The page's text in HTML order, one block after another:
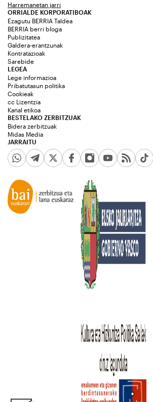
Harremanetan jarri
ORRIALDE KORPORATIBOAK
Ezagutu BERRIA Taldea
BERRIA berri bloga
Publizitatea
Galdera-erantzunak
Kontratazioak
Sarebide
JARRAITU
LEGEA
Lege informazioa
Pribatutasun politika
Cookieak
cc Lizentzia
Kanal etikoa
BESTELAKO ZERBITZUAK
Bidera zerbitzuak
Midas Media